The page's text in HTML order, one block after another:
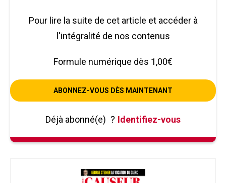
Pour lire la suite de cet article et accéder à
l'intégralité de nos contenus
Formule numérique dès 1,00€
ABONNEZ-VOUS DÈS MAINTENANT
Déjà abonné(e) ? Identifiez-vous